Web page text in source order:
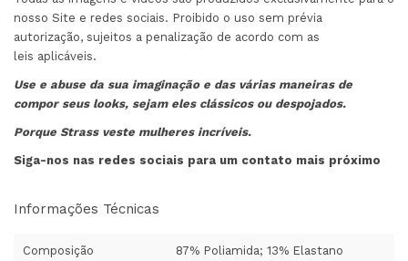
nosso Site e redes sociais. Proibido o uso sem prévia
autorização, sujeitos a penalização de acordo com as
leis aplicáveis.
Use e abuse da sua imaginação e das várias maneiras de
compor seus looks, sejam eles clássicos ou despojados.
Porque Strass veste mulheres incríveis.
Siga-nos nas redes sociais para um contato mais próximo
Informações Técnicas
Composição 87% Poliamida; 13% Elastano